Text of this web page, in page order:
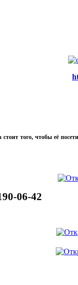
того, чтобы её
06-42